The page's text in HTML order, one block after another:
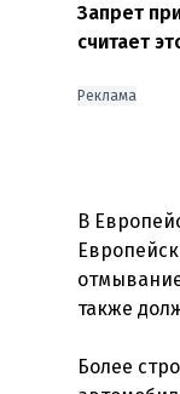
Запрет
считает
Реклама
В
также
Более